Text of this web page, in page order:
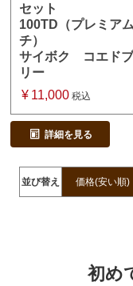
セット
100TD（プレミア
チ）
サイボク コエド
リー
¥ 11,000 税込
詳細を見る
並び替え 価格(安い順)
初め